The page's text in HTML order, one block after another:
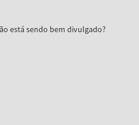
está sendo bem divulgado?